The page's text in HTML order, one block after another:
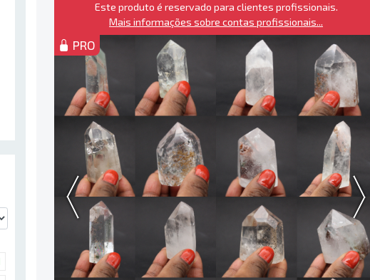
Este produto é reservado para clientes profissionais.
Mais informações sobre contas profissionais...
PRO